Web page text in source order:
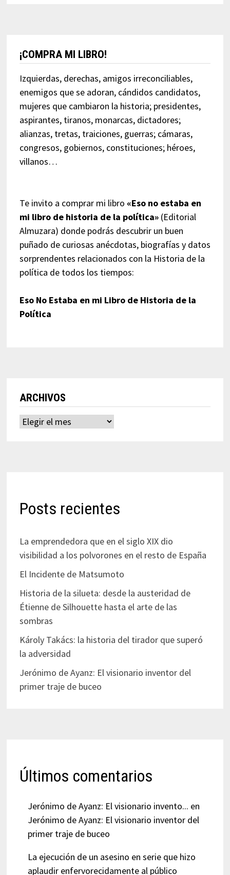
¡COMPRA MI LIBRO!
Izquierdas, derechas, amigos irreconciliables,
enemigos que se adoran, cándidos candidatos,
mujeres que cambiaron la historia; presidentes,
aspirantes, tiranos, monarcas, dictadores;
alianzas, tretas, traiciones, guerras; cámaras,
congresos, gobiernos, constituciones; héroes,
villanos…
Te invito a comprar mi libro «Eso no estaba en
mi libro de historia de la política»(Editorial
Almuzara) donde podrás descubrir un buen
puñado de curiosas anécdotas, biografías y datos
sorprendentes relacionados con la Historia de la
política de todos los tiempos:
Eso No Estaba en mi Libro de Historia de la
Política
ARCHIVOS
Archivos
Posts recientes
La emprendedora que en el siglo XIX dio
visibilidad a los polvorones en el resto de España
El Incidente de Matsumoto
Historia de la silueta: desde la austeridad de
Étienne de Silhouette hasta el arte de las
sombras
Károly Takács: la historia del tirador que superó
la adversidad
Jerónimo de Ayanz: El visionario inventor del
primer traje de buceo
Últimos comentarios
Jerónimo de Ayanz: El visionario invento... en
Jerónimo de Ayanz: El visionario inventor del
primer traje de buceo
La ejecución de un asesino en serie que hizo
aplaudir enfervorecidamente al público